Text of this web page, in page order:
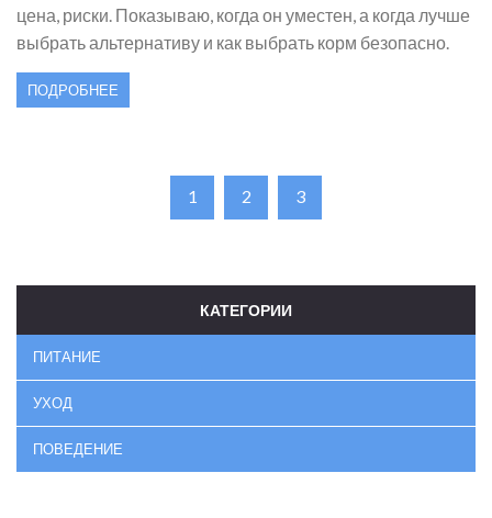
цена, риски. Показываю, когда он уместен, а когда лучше
выбрать альтернативу и как выбрать корм безопасно.
ПОДРОБНЕЕ
1 2 3
КАТЕГОРИИ
ПИТАНИЕ
УХОД
ПОВЕДЕНИЕ